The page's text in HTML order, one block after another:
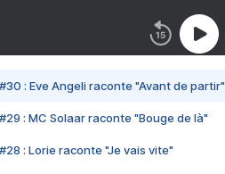
#30 : Eve Angeli raconte "Avant de partir"
#29 : MC Solaar raconte "Bouge de là"
#28 : Lorie raconte "Je vais vite"